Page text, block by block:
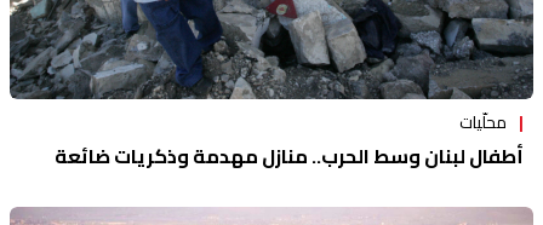
محلّيات
أطفال لبنان وسط الحرب.. منازل مهدمة وذكريات ضائعة